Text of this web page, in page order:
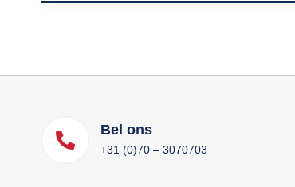
Bel ons
+31 (0)70 – 3070703